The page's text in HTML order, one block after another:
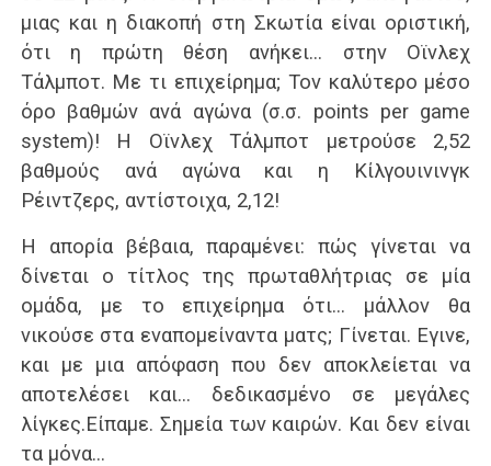
μιας και η διακοπή στη Σκωτία είναι οριστική,
ότι η πρώτη θέση ανήκει… στην Οϊνλεχ
Τάλμποτ. Με τι επιχείρημα; Τον καλύτερο μέσο
όρο βαθμών ανά αγώνα (σ.σ. points per game
system)! Η Οϊνλεχ Τάλμποτ μετρούσε 2,52
βαθμούς ανά αγώνα και η Κίλγουινινγκ
Ρέιντζερς, αντίστοιχα, 2,12!
Η απορία βέβαια, παραμένει: πώς γίνεται να
δίνεται ο τίτλος της πρωταθλήτριας σε μία
ομάδα, με το επιχείρημα ότι… μάλλον θα
νικούσε στα εναπομείναντα ματς; Γίνεται. Εγινε,
και με μια απόφαση που δεν αποκλείεται να
αποτελέσει και… δεδικασμένο σε μεγάλες
λίγκες.Είπαμε. Σημεία των καιρών. Και δεν είναι
τα μόνα…